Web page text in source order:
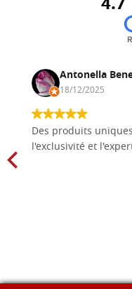
Antonella
18/12/2025
Des produits
l'exclusivité et